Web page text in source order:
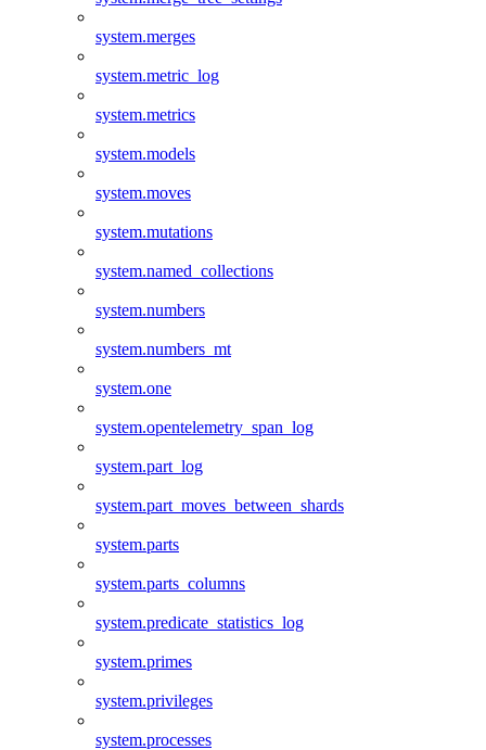
system.merges
system.metric_log
system.metrics
system.models
system.moves
system.mutations
system.named_collections
system.numbers
system.numbers_mt
system.one
system.opentelemetry_span_log
system.part_log
system.part_moves_between_shards
system.parts
system.parts_columns
system.predicate_statistics_log
system.primes
system.privileges
system.processes